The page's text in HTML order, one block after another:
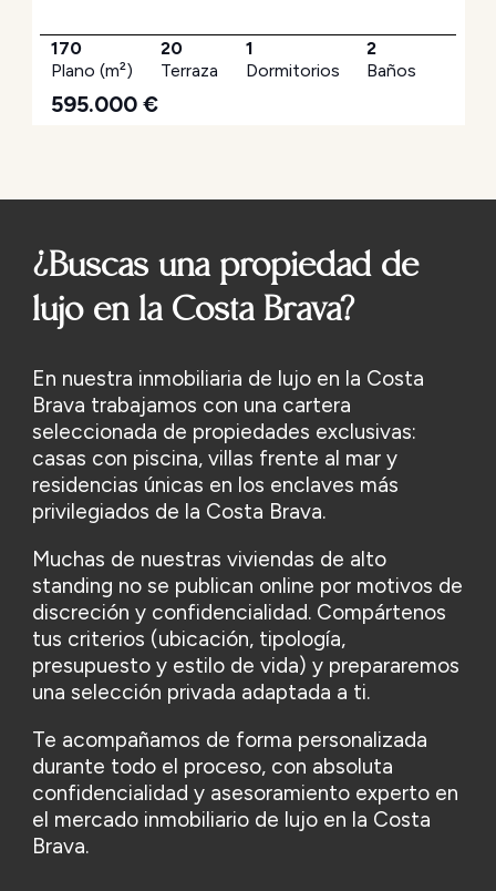
que puede utilizarse como habitación, estudio o sala de
estar, baño completo, zona de lavandería y terraza
privada, ideal para disfrutar del clima soleado de La
Escala.
170
Plano (m²)
20
Terraza
1
Dormitorios
2
Baños
595.000 €
¿Buscas una propiedad de
lujo en la Costa Brava?
En nuestra inmobiliaria de lujo en la Costa
Brava trabajamos con una cartera
seleccionada de propiedades exclusivas:
casas con piscina, villas frente al mar y
residencias únicas en los enclaves más
privilegiados de la Costa Brava.
Muchas de nuestras viviendas de alto
standing no se publican online por motivos de
discreción y confidencialidad. Compártenos
tus criterios (ubicación, tipología,
presupuesto y estilo de vida) y prepararemos
una selección privada adaptada a ti.
Te acompañamos de forma personalizada
durante todo el proceso, con absoluta
confidencialidad y asesoramiento experto en
el mercado inmobiliario de lujo en la Costa
Brava.